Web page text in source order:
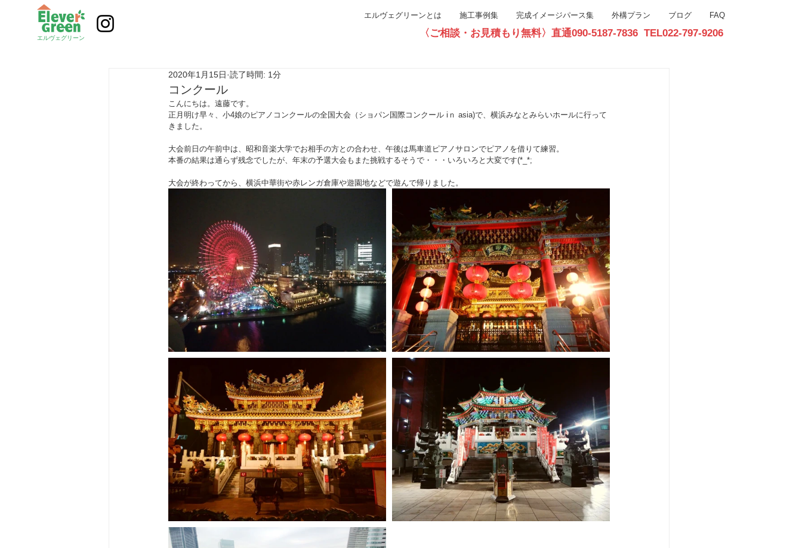
エルヴェグリーン
エルヴェグリーンとは 施工事例集 完成イメージパース集 外構プラン ブログ FAQ
〈ご相談・お見積もり無料〉直通090-5187-7836 TEL022-797-9206
コンクール
2020年1月15日 読了時間: 1分
こんにちは。遠藤です。
正月明け早々、小4娘のピアノコンクールの全国大会（ショパン国際コンクール iｎ asia)で、横浜みなとみらいホールに行って
きました。
大会前日の午前中は、昭和音楽大学でお相手の方との合わせ、午後は馬車道ピアノサロンでピアノを借りて練習。
本番の結果は通らず残念でしたが、年末の予選大会もまた挑戦するそうで・・・いろいろと大変です(*_*;
大会が終わってから、横浜中華街や赤レンガ倉庫や遊園地などで遊んで帰りました。